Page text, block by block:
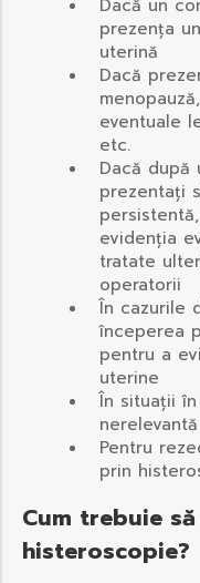
Dacă un
prezența
uterină
Dacă
eventuale
etc.
Dacă după
prezentați
evidenția
tratate
operatorii
În cazurile
începerea
pentru a
uterine
În situații
nerelevantă
Pentru
prin
Cum trebuie
histeroscopie?